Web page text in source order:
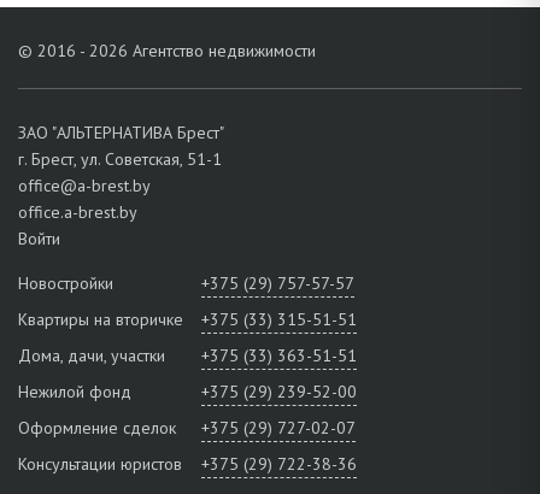
© 2016 - 2026 Агентство недвижимости
ЗАО "АЛЬТЕРНАТИВА Брест"
г. Брест, ул. Советская, 51-1
office@a-brest.by
office.a-brest.by
Войти
Новостройки
+375 (29) 757-57-57
Квартиры на вторичке
+375 (33) 315-51-51
Дома, дачи, участки
+375 (33) 363-51-51
Нежилой фонд
+375 (29) 239-52-00
Оформление сделок
+375 (29) 727-02-07
Консультации юристов
+375 (29) 722-38-36